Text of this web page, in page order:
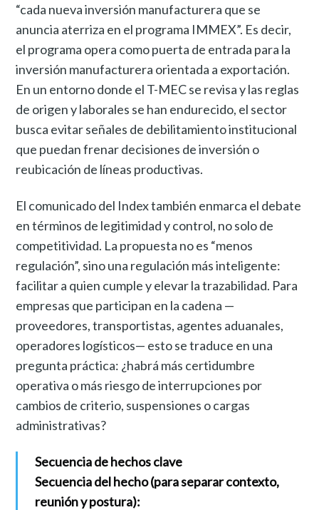
“cada nueva inversión manufacturera que se
anuncia aterriza en el programa IMMEX”. Es decir,
el programa opera como puerta de entrada para la
inversión manufacturera orientada a exportación.
En un entorno donde el T-MEC se revisa y las reglas
de origen y laborales se han endurecido, el sector
busca evitar señales de debilitamiento institucional
que puedan frenar decisiones de inversión o
reubicación de líneas productivas.
El comunicado del Index también enmarca el debate
en términos de legitimidad y control, no solo de
competitividad. La propuesta no es “menos
regulación”, sino una regulación más inteligente:
facilitar a quien cumple y elevar la trazabilidad. Para
empresas que participan en la cadena —
proveedores, transportistas, agentes aduanales,
operadores logísticos— esto se traduce en una
pregunta práctica: ¿habrá más certidumbre
operativa o más riesgo de interrupciones por
cambios de criterio, suspensiones o cargas
administrativas?
Secuencia de hechos clave
Secuencia del hecho (para separar contexto,
reunión y postura):